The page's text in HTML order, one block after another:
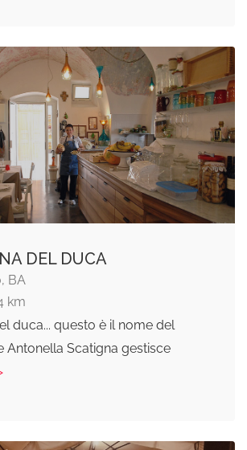
DEL DUCA
BA
km
duca... questo è il nome del
Antonella Scatigna gestisce